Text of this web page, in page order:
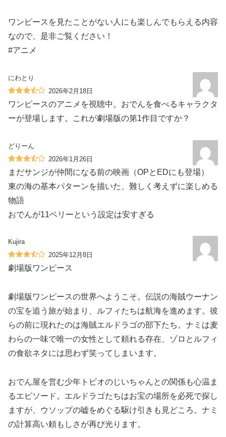
ワンピースを見たことがない人にも楽しんでもらえる内容
なので、是非ご覧ください！
#アニメ
にわとり
2026年2月18日
ワンピースのアニメを視聴中。おでんを食べるキャラクタ
ーが登場します。これが劇場版の第1作目ですか？
どりーん
2026年1月26日
まだサンジが仲間になる前の映画（OPとEDにも登場）
東の海の基本パターンを描いた、難しく考えずに楽しめる
物語
おでんが11ベリーという設定は安すぎる
Kujira
2025年12月8日
劇場版ワンピース
劇場版ワンピースの世界へようこそ。伝説の海賊ウーナン
の宝を追う旅が始まり、ルフィたちは航海を進めます。彼
らの前に現れたのは海賊エルドラゴの部下たち。ナミは麦
わらの一味で唯一の女性として頼れる存在、ゾロとルフィ
の食欲ネタには思わず笑ってしまいます。
おでん屋を営む少年トビオのじいちゃんとの関係も心温ま
るエピソード。エルドラゴたちはお宝の場所を必死で探し
ますが、ウソップの嘘をめぐる駆け引きも見どころ。ナミ
の計算高い頼もしさが再び光ります。